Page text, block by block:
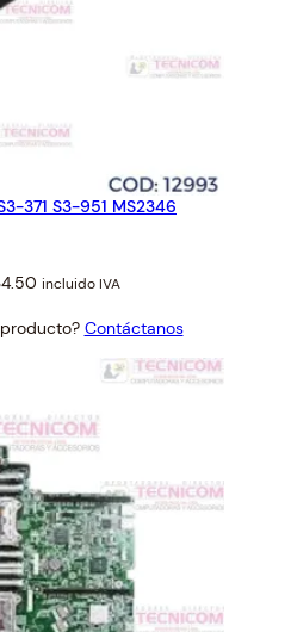
371 S3-951 MS2346
Current
is:
incluido IVA
Contáctanos